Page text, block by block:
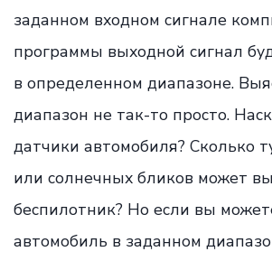
заданном входном сигнале
программы выходной сигнал
в определенном диапазоне.
диапазон не так-то просто.
датчики автомобиля? Сколько
или солнечных бликов может
беспилотник? Но если вы
автомобиль в заданном